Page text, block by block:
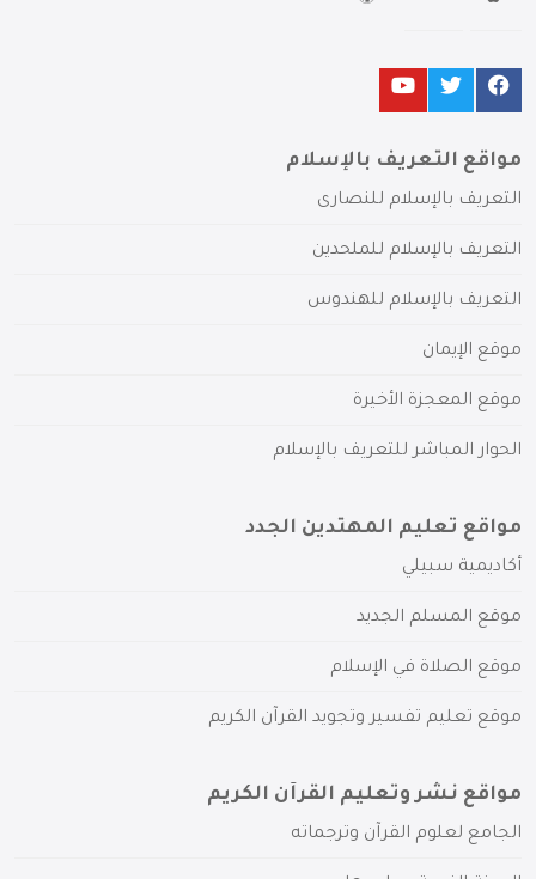
مواقع التعريف بالإسلام
التعريف بالإسلام للنصارى
التعريف بالإسلام للملحدين
التعريف بالإسلام للهندوس
موقع الإيمان
موقع المعجزة الأخيرة
الحوار المباشر للتعريف بالإسلام
مواقع تعليم المهتدين الجدد
أكاديمية سبيلي
موقع المسلم الجديد
موقع الصلاة في الإسلام
موقع تعليم تفسير وتجويد القرآن الكريم
مواقع نشر وتعليم القرآن الكريم
الجامع لعلوم القرآن وترجماته